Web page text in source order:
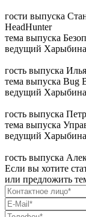
гости выпуска
HeadHunter
тема выпуска
ведущий
гость выпуска
тема выпуска Bug
ведущий
гость выпуска
тема выпуска
ведущий
гость выпуска
Если вы хотите
или предложить